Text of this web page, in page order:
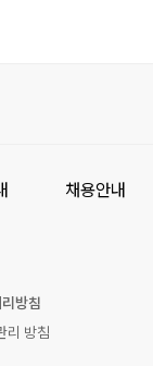
채용안내
방침
리 방침